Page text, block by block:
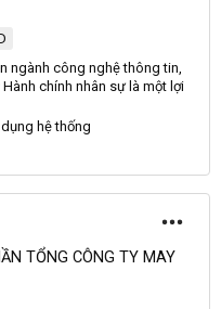
ngành công nghệ thông tin,
chính nhân sự là một lợi
dụng hệ thống
TỔNG CÔNG TY MAY